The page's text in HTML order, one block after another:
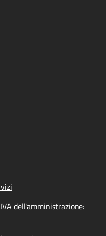
dell'amministrazione: